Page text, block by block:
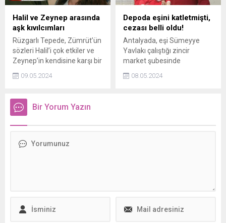
Halil ve Zeynep arasında
aşk kıvılcımları
Rüzgarlı Tepede, Zümrüt’ün
sözleri Halil’i çok etkiler ve
Zeynep’in kendisine karşı bir
şüphelenmesini sağlar. Halil
emin olacak mı?
09.05.2024
Depoda eşini katletmişti,
cezası belli oldu!
Antalyada, eşi Sümeyye
Yavlakı çalıştığı zincir
market şubesinde
Mehmet Yavlak, karar
08.05.2024
Bir Yorum Yazın